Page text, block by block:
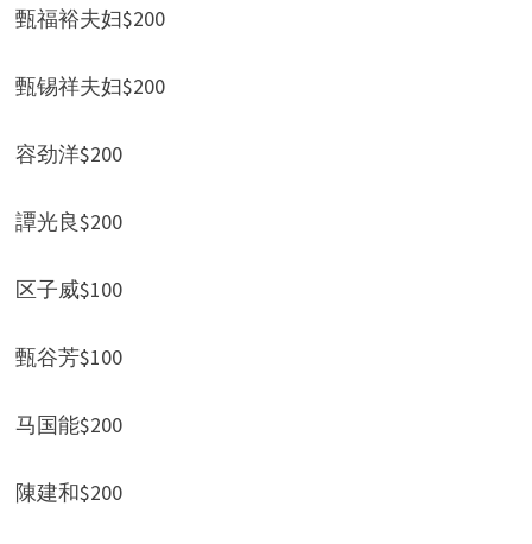
甄福裕夫妇$200
甄锡祥夫妇$200
容劲洋$200
譚光良$200
区子威$100
甄谷芳$100
马国能$200
陳建和$200